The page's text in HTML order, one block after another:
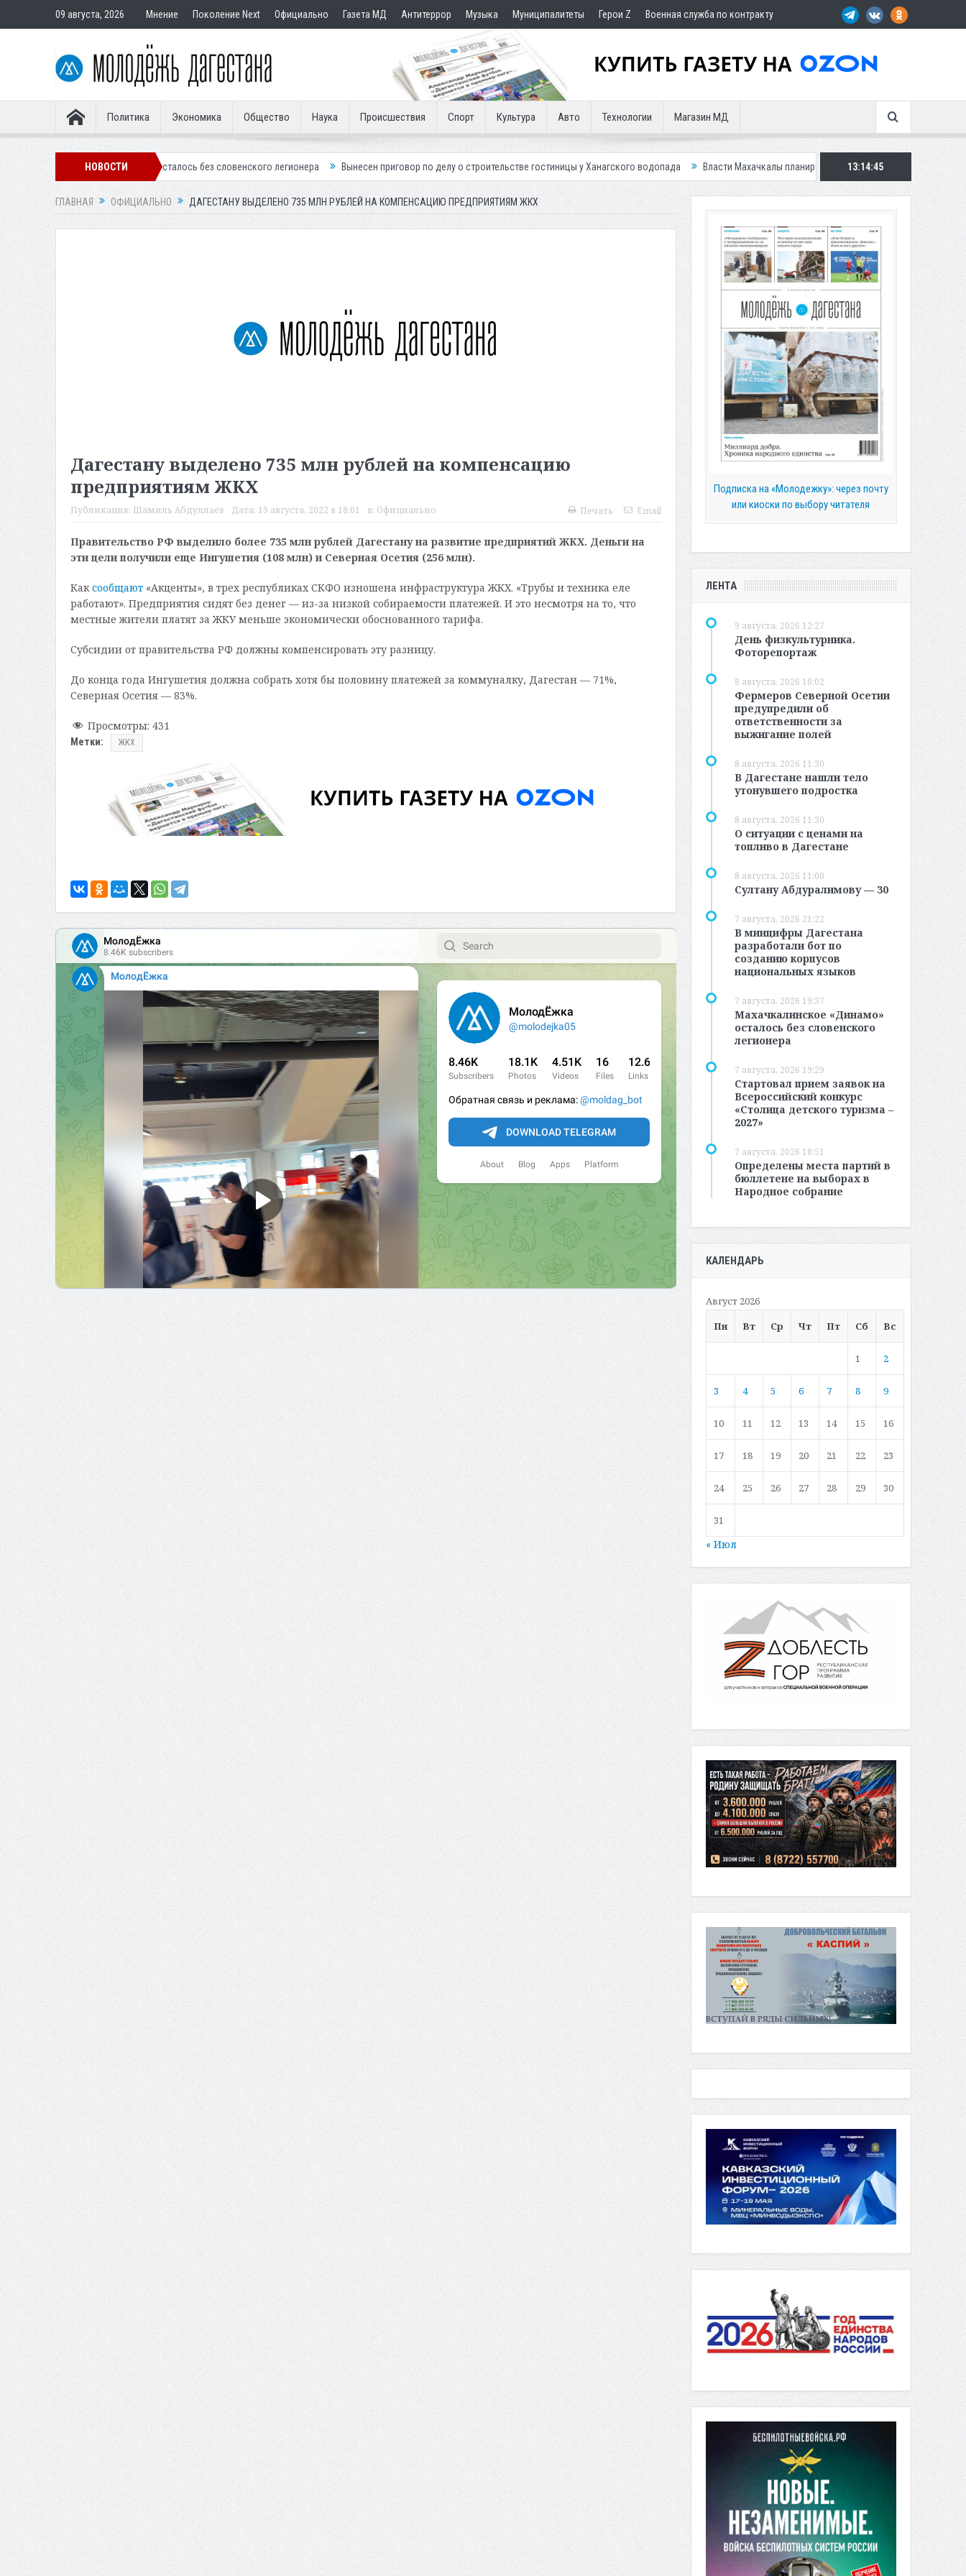
09 августа, 2026 Мнение Поколение Next Официально Газета МД Антитеррор Музыка Муниципалитеты Герои Z Военная служба по контракту
Политика Экономика Общество Наука Происшествия Спорт Культура Авто Технологии Магазин МД
НОВОСТИ
«Динамо» осталось без словенского легионера Вынесен приговор по делу о строительстве гостиницы у Ханагского водопада Власти Махачкалы планирует внедрить новую систему для улучшения ситуации
13:14:47
ГЛАВНАЯ ОФИЦИАЛЬНО ДАГЕСТАНУ ВЫДЕЛЕНО 735 МЛН РУБЛЕЙ НА КОМПЕНСАЦИЮ ПРЕДПРИЯТИЯМ ЖКХ
Дагестану выделено 735 млн рублей на компенсацию
предприятиям ЖКХ
Публикация: Шамиль Абдуллаев Дата: 19 августа, 2022 в 18:01 в: Официально Печать Email
Правительство РФ выделило более 735 млн рублей Дагестану на развитие предприятий ЖКХ. Деньги на
эти цели получили еще Ингушетия (108 млн) и Северная Осетия (256 млн).
Как сообщают«Акценты», в трех республиках СКФО изношена инфраструктура ЖКХ. «Трубы и техника еле
работают». Предприятия сидят без денег — из-за низкой собираемости платежей. И это несмотря на то, что
местные жители платят за ЖКУ меньше экономически обоснованного тарифа.
Субсидии от правительства РФ должны компенсировать эту разницу.
До конца года Ингушетия должна собрать хотя бы половину платежей за коммуналку, Дагестан — 71%,
Северная Осетия — 83%.
Просмотры: 431
Метки: ЖКХ
Подписка на «Молодежку»: через почту
или киоски по выбору читателя
ЛЕНТА
9 августа, 2026 12:27
День физкультурника.
Фоторепортаж
8 августа, 2026 18:02
Фермеров Северной Осетии
предупредили об
ответственности за
выжигание полей
8 августа, 2026 11:30
В Дагестане нашли тело
утонувшего подростка
8 августа, 2026 11:30
О ситуации с ценами на
топливо в Дагестане
8 августа, 2026 11:00
Султану Абдуралимову — 30
7 августа, 2026 21:22
В минцифры Дагестана
разработали бот по
созданию корпусов
национальных языков
7 августа, 2026 19:37
Махачкалинское «Динамо»
осталось без словенского
легионера
7 августа, 2026 19:29
Стартовал прием заявок на
Всероссийский конкурс
«Столица детского туризма –
2027»
7 августа, 2026 18:51
Определены места партий в
бюллетене на выборах в
Народное собрание
КАЛЕНДАРЬ
Август 2026
Пн
Вт Ср Чт Пт Сб Вс
1 2
3 4 5 6 7 8 9
10 11 12 13 14 15 16
17 18 19 20 21 22 23
24 25 26 27 28 29 30
31
« Июл